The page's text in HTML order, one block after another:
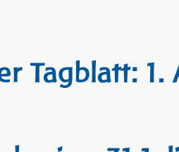
Tagblatt: 1.